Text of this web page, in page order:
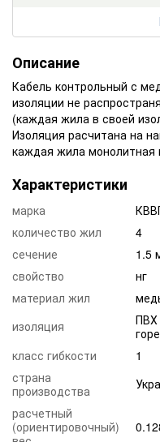
Описание
Кабель контрольный с
изоляции не
(каждая жила в своей
Изоляция расчитана на
каждая жила монолитная
Характеристики
марка
количество жил
4
сечение
1.5
свойство
нг
материал жил
изоляция
ПВХ
класс гибкости
1
страна
производства
расчетный
(ориентировочный)